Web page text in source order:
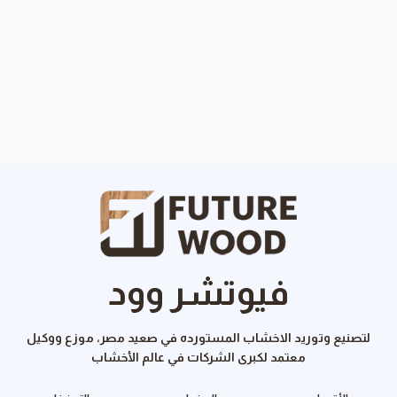
فيوتشر وود
لتصنيع وتوريد الاخشاب المستورده في صعيد مصر، موزع ووكيل
معتمد لكبرى الشركات في عالم الأخشاب